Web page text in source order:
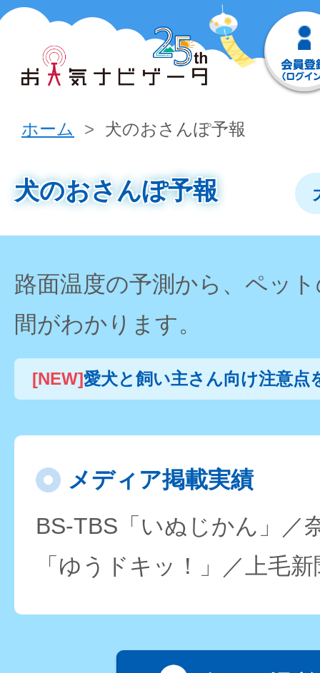
ホーム 犬のおさんぽ予報
犬のおさんぽ予報
路面温度の予測から、ペッ
間がわかります。
[NEW]愛犬と飼い主さん向け注意点
メディア掲載実績
BS-TBS「いぬじかん」／
「ゆうドキッ！」／上毛